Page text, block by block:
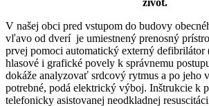
V našej obci pred vstupom do budovy
vľavo od dverí je umiestnený prenosný
prvej pomoci automatický externý
hlasové i grafické povely k správnemu
dokáže analyzovať srdcový rytmus a po jeho
potrebné, podá elektrický výboj. Inštrukcie k
telefonicky asistovanej neodkladnej